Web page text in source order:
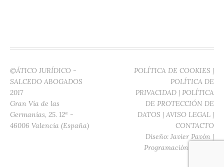
©ÁTICO JURÍDICO -
SALCEDO ABOGADOS
2017
Gran Vía de las
Germanías, 25. 12ª -
46006 Valencia (España)
POLÍTICA DE COOKIES |
POLÍTICA DE
PRIVACIDAD | POLÍTICA
DE PROTECCIÓN DE
DATOS | AVISO LEGAL |
CONTACTO
Diseño: Javier Pavón |
Programación: